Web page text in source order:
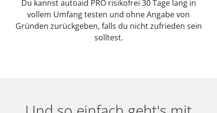
Du kannst autoaid PRO risikofrei 30 Tage lang in
vollem Umfang testen und ohne Angabe von
Gründen zurückgeben, falls du nicht zufrieden sein
solltest.